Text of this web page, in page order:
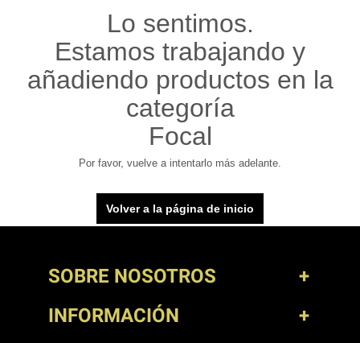
Lo sentimos.
Estamos trabajando y
añadiendo productos en la
categoría
Focal
Por favor, vuelve a intentarlo más adelante.
Volver a la página de inicio
SOBRE NOSOTROS
INFORMACIÓN